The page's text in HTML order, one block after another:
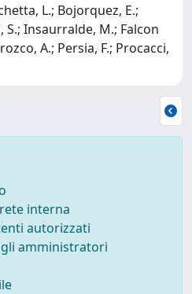
L.; Bojorquez, E.;
Insaurralde, M.; Falcon
A.; Persia, F.; Procacci,
interna
autorizzati
amministratori